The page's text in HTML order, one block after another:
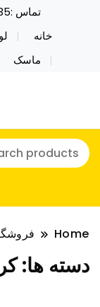
تماس :09394916235
خانه
ماسک
نایکر
ولن تاین
خرید محصولات
توی فروش عمده
کریسمس
Home
دسته ها: